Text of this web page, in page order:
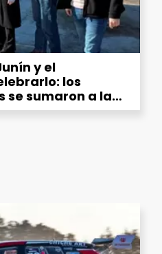
y el
los
se sumaron a la